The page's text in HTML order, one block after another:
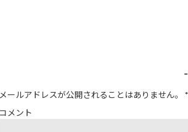
メールアドレスが公開されることはありません。
*
コメント